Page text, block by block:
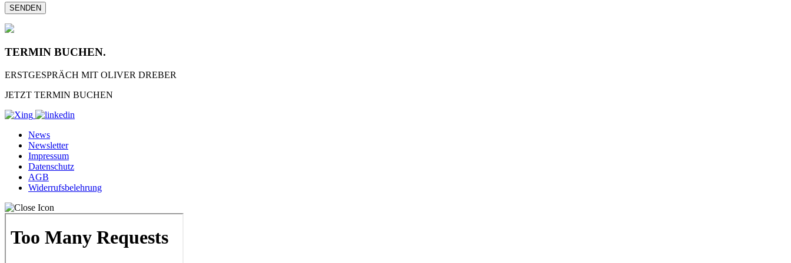
TERMIN BUCHEN.
ERSTGESPRÄCH MIT OLIVER DREBER
JETZT TERMIN BUCHEN
News
Newsletter
Impressum
Datenschutz
AGB
Widerrufsbelehrung